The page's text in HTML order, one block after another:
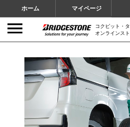
ホーム マイページ
コクピット・
オンラインス